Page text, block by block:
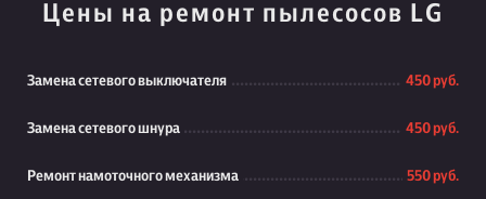
Цены на ремонт пылесосов LG
Замена сетевого выключателя 450 руб.
Замена сетевого шнура 450 руб.
Ремонт намоточного механизма 550 руб.